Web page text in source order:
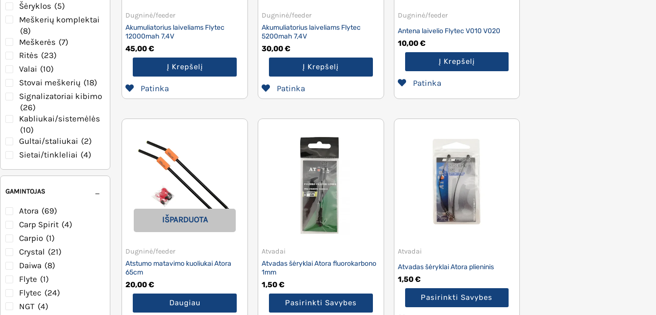
Šėryklos (5)
Meškerių komplektai
(8)
Meškerės (7)
Ritės (23)
Valai (10)
Stovai meškerių (18)
Signalizatoriai kibimo
(26)
Kabliukai/sistemėlės
(10)
Gultai/staliukai (2)
Sietai/tinkleliai (4)
Graibštai/kotai (12)
Dėklai/dėžutės
Įrankiai/aksesuarai
(46)
GAMINTOJAS
Atora (69)
Carp Spirit (4)
Carpio (1)
Crystal (21)
Daiwa (8)
Flyte (1)
Flytec (24)
NGT (4)
Dugninė/feeder
Akumuliatorius laiveliams Flytec
12000mah 7,4V
45,00€
Į Krepšelį
Patinka
Dugninė/feeder
Akumuliatorius laiveliams Flytec
5200mah 7,4V
30,00€
Į Krepšelį
Patinka
Dugninė/feeder
Antena laivelio Flytec V010 V020
10,00€
Į Krepšelį
Patinka
IŠPARDUOTA
Dugninė/feeder
Atstumo matavimo kuoliukai Atora
65cm
20,00€
Daugiau
Atvadai
Atvadas šėryklai Atora fluorokarbono
1mm
1,50€
Pasirinkti Savybes
Atvadai
Atvadas šėryklai Atora plieninis
1,50€
Pasirinkti Savybes